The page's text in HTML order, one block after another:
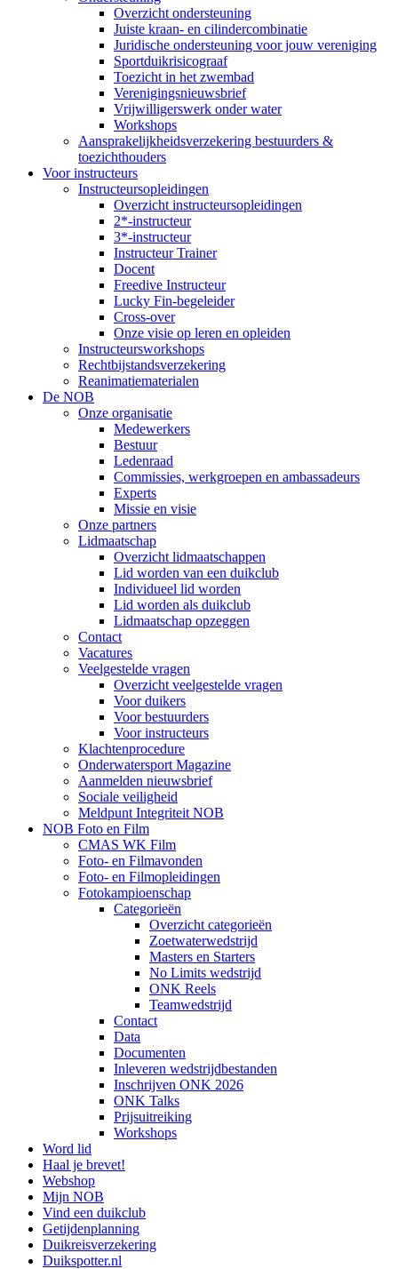
Overzicht ondersteuning
Juiste kraan- en cilindercombinatie
Juridische ondersteuning voor jouw vereniging
Sportduikrisicograaf
Toezicht in het zwembad
Verenigingsnieuwsbrief
Vrijwilligerswerk onder water
Workshops
Aansprakelijkheidsverzekering bestuurders &
toezichthouders
Voor instructeurs
Instructeursopleidingen
Overzicht instructeursopleidingen
2*-instructeur
3*-instructeur
Instructeur Trainer
Docent
Freedive Instructeur
Lucky Fin-begeleider
Cross-over
Onze visie op leren en opleiden
Instructeursworkshops
Rechtbijstandsverzekering
Reanimatiematerialen
De NOB
Onze organisatie
Medewerkers
Bestuur
Ledenraad
Commissies, werkgroepen en ambassadeurs
Experts
Missie en visie
Onze partners
Lidmaatschap
Overzicht lidmaatschappen
Lid worden van een duikclub
Individueel lid worden
Lid worden als duikclub
Lidmaatschap opzeggen
Contact
Vacatures
Veelgestelde vragen
Overzicht veelgestelde vragen
Voor duikers
Voor bestuurders
Voor instructeurs
Klachtenprocedure
Onderwatersport Magazine
Aanmelden nieuwsbrief
Sociale veiligheid
Meldpunt Integriteit NOB
NOB Foto en Film
CMAS WK Film
Foto- en Filmavonden
Foto- en Filmopleidingen
Fotokampioenschap
Categorieën
Overzicht categorieën
Zoetwaterwedstrijd
Masters en Starters
No Limits wedstrijd
ONK Reels
Teamwedstrijd
Contact
Data
Documenten
Inleveren wedstrijdbestanden
Inschrijven ONK 2026
ONK Talks
Prijsuitreiking
Workshops
Word lid
Haal je brevet!
Webshop
Mijn NOB
Vind een duikclub
Getijdenplanning
Duikreisverzekering
Duikspotter.nl